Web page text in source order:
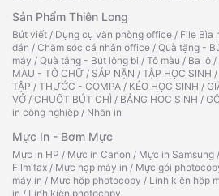
Sản Phẩm Thiên Long
Bút viết / Dụng cụ văn phòng office / File Bìa
dán / Chăm sóc cá nhân office / Quà tặng -
máy / Quà tặng - Bút lông bi / Tô màu / Ba lô /
MÀU - TÔ CHỮ / SÁP NẶN / TẬP HỌC SINH /
TẬP / THƯỚC - COMPA / KÉO HỌC SINH /
VỞ / CHUỐT BÚT CHÌ / BẢNG HỌC SINH /
in công nghiệp / Nhãn in
Mực In - Bơm Mực
Mực in HP / Mực in Canon / Mực in Samsung /
Film fax / Mực nạp máy in / Mực gói
máy in / Mực hộp photocopy / Linh kiện hộp
in / Linh kiện photocopy